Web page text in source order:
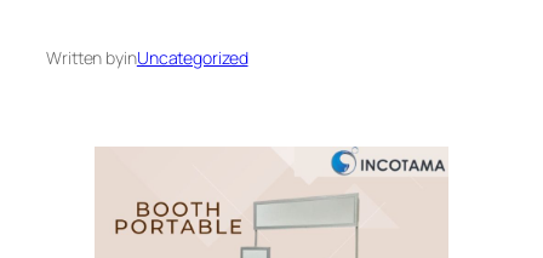
Written byinUncategorized